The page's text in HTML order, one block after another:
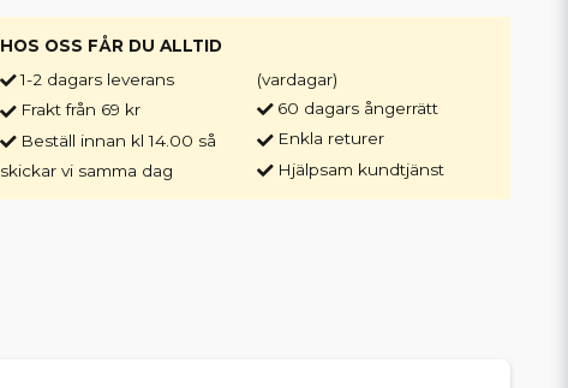
HOS OSS FÅR DU ALLTID
1-2 dagars leverans
Frakt från 69 kr
Beställ innan kl 14.00 så
skickar vi samma dag
(vardagar)
60 dagars ångerrätt
Enkla returer
Hjälpsam kundtjänst